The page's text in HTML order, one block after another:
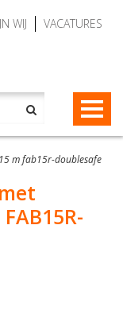
WIJ
VACATURES
m fab15r-doublesafe